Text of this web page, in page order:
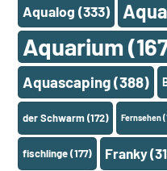
Aqualog (333)
Aquarium
Aquascaping(388)
der Schwarm(172) Fernsehen
fischlinge(177) Franky